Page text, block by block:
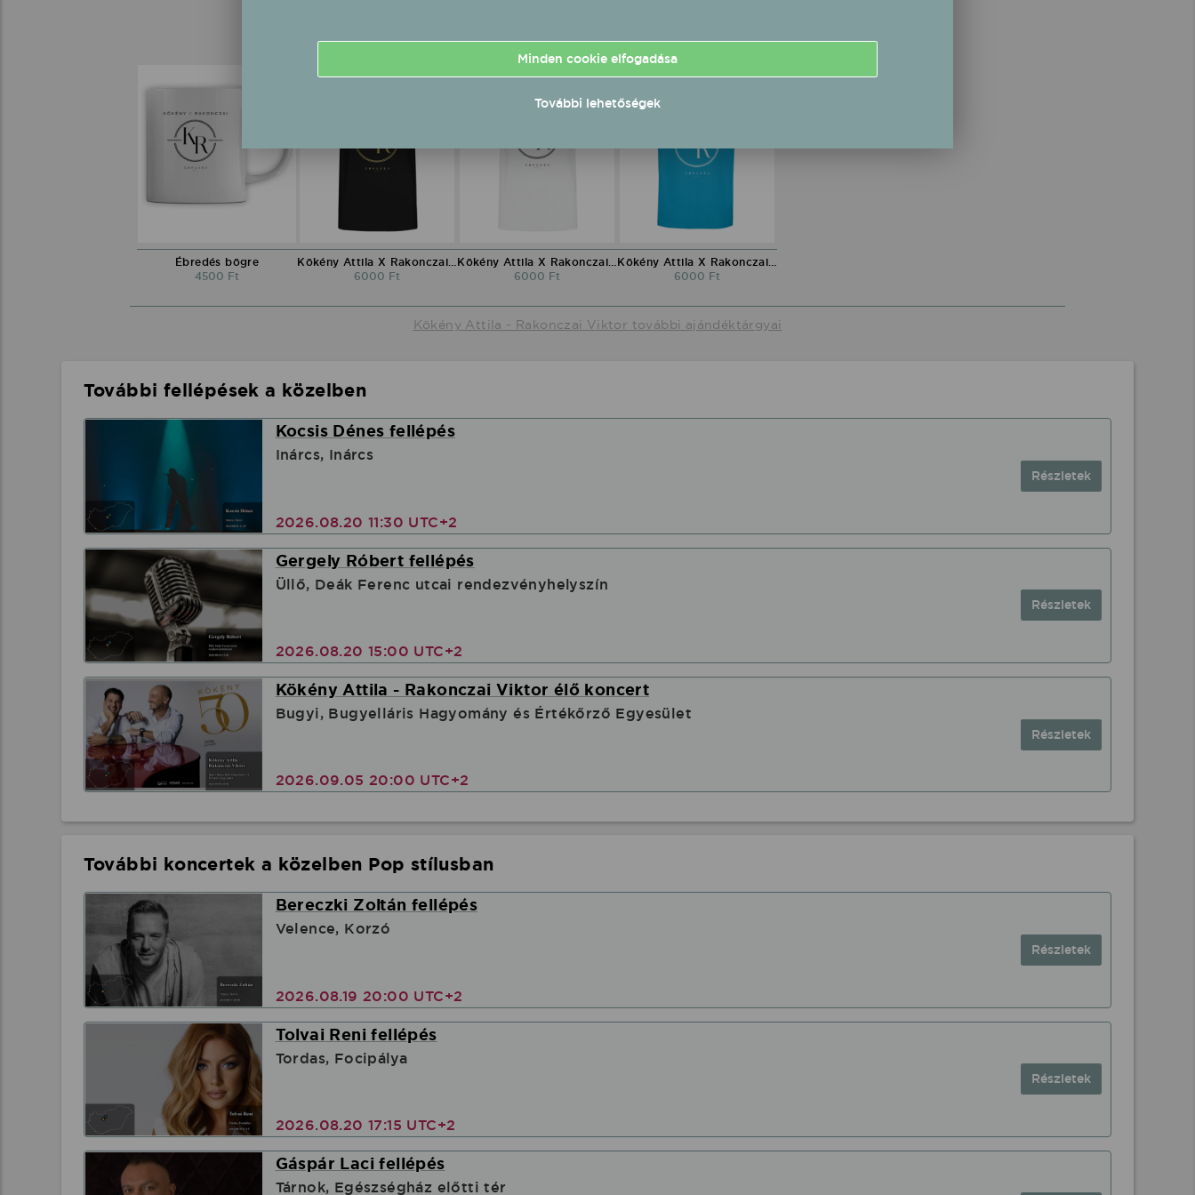
Ébredés bögre
4500 Ft
Kökény Attila X Rakonczai Viktor környakú póló fekete
6000 Ft
Kökény Attila X Rakonczai Viktor környakú póló fehér
6000 Ft
Kökény Attila X Rakonczai Viktor környakú póló kék
6000 Ft
Kökény Attila - Rakonczai Viktor további ajándéktárgyai
További fellépések a közelben
Kocsis Dénes fellépés
Inárcs, Inárcs
2026.08.20 11:30 UTC+2
Részletek
Gergely Róbert fellépés
Üllő, Deák Ferenc utcai rendezvényhelyszín
2026.08.20 15:00 UTC+2
Részletek
Kökény Attila - Rakonczai Viktor élő koncert
Bugyi, Bugyelláris Hagyomány és Értékőrző Egyesület
2026.09.05 20:00 UTC+2
Részletek
További koncertek a közelben Pop stílusban
Bereczki Zoltán fellépés
Velence, Korzó
2026.08.19 20:00 UTC+2
Részletek
Tolvai Reni fellépés
Tordas, Focipálya
2026.08.20 17:15 UTC+2
Részletek
Gáspár Laci fellépés
Tárnok, Egészségház előtti tér
Minden cookie elfogadása
További lehetőségek